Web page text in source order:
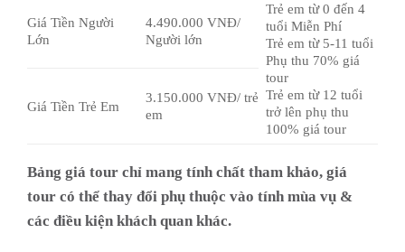
Giá Tiền Người
Lớn
4.490.000 VNĐ/
Người lớn
Trẻ em từ 0 đến 4
tuổi Miễn Phí
Trẻ em từ 5-11 tuổi
Phụ thu 70% giá
tour
Trẻ em từ 12 tuổi
trở lên phụ thu
100% giá tour
Giá Tiền Trẻ Em
3.150.000 VNĐ/ trẻ
em
Bảng giá tour chỉ mang tính chất tham khảo, giá
tour có thể thay đổi phụ thuộc vào tính mùa vụ &
các điều kiện khách quan khác.